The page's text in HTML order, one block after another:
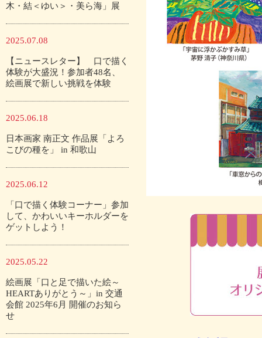
木・結＜ゆい＞・美ら海」展
2025.07.08
【ニュースレター】 口で描く
体験が大盛況！参加者48名、
絵画展で新しい挑戦を体験
2025.06.18
日本画家 南正文 作品展「よろ
こびの種を」 in 和歌山
2025.06.12
「口で描く体験コーナー」参加
して、かわいいキーホルダーを
ゲットしよう！
2025.05.22
絵画展「口と足で描いた絵～
HEARTありがとう～」in 交通
会館 2025年6月 開催のお知ら
せ